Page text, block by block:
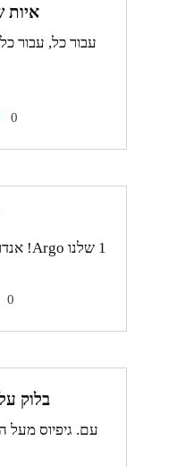
איות
עבור כל, עבור
0
1 שלנו Argo! אנדריי בלי ווצ'מן בכניסה למגדל
0
בלוק
עם. גיפיוס מעל